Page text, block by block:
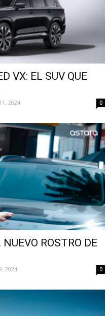
VX: EL SUV QUE
2024 0
ROSTRO DE
2024 0